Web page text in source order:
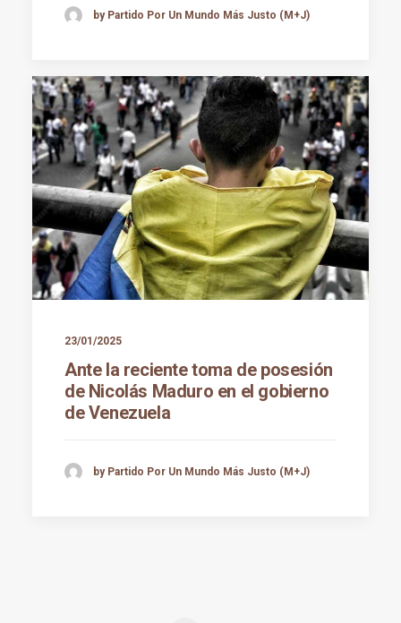
by Partido Por Un Mundo Más Justo (M+J)
23/01/2025
Ante la reciente toma de posesión
de Nicolás Maduro en el gobierno
de Venezuela
by Partido Por Un Mundo Más Justo (M+J)